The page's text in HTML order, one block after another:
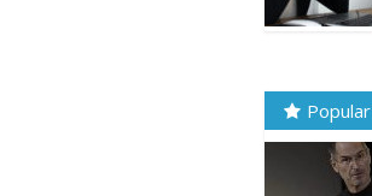
Popular